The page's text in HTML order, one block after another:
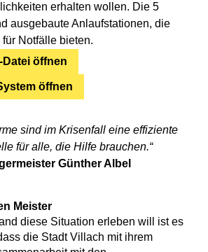
erhalten wollen. Die 5
ausgebaute Anlaufstationen, die
Notfälle bieten.
Datei öffnen
öffnen
sind im Krisenfall eine effiziente
für alle, die Hilfe brauchen.“
Günther Albel
Meister
diese Situation erleben will ist es
die Stadt Villach mit ihrem